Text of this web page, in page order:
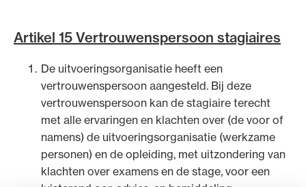
Artikel 15 Vertrouwenspersoon stagiaires
De uitvoeringsorganisatie heeft een
vertrouwenspersoon aangesteld. Bij deze
vertrouwenspersoon kan de stagiaire terecht
met alle ervaringen en klachten over (de voor of
namens) de uitvoeringsorganisatie (werkzame
personen) en de opleiding, met uitzondering van
klachten over examens en de stage, voor een